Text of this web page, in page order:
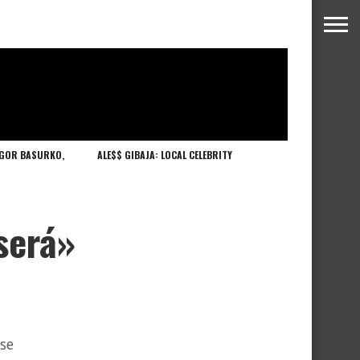
BASURKO, ALE$$ GIBAJA: LOCAL CELEBRITY